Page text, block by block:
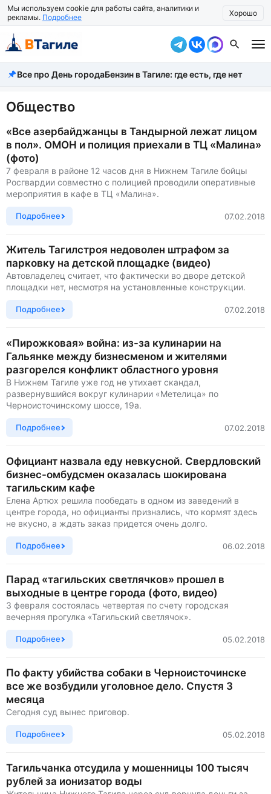
Мы используем cookie для работы сайта, аналитики и
рекламы. Подробнее Хорошо
Все новости
Происшествия
Город
Власть
Жизнь
Экономика
Рассказать новость
Все про День городаБензин в Тагиле: где есть, где нет
Общество
«Все азербайджанцы в Тандырной лежат лицом
в пол». ОМОН и полиция приехали в ТЦ «Малина»
(фото)
7 февраля в районе 12 часов дня в Нижнем Тагиле бойцы
Росгвардии совместно с полицией проводили оперативные
мероприятия в кафе в ТЦ «Малина».
Подробнее 07.02.2018
Житель Тагилстроя недоволен штрафом за
парковку на детской площадке (видео)
Автовладелец считает, что фактически во дворе детской
площадки нет, несмотря на установленные конструкции.
Подробнее 07.02.2018
«Пирожковая» война: из-за кулинарии на
Гальянке между бизнесменом и жителями
разгорелся конфликт областного уровня
В Нижнем Тагиле уже год не утихает скандал,
развернувшийся вокруг кулинарии «Метелица» по
Черноисточинскому шоссе, 19а.
Подробнее 07.02.2018
Официант назвала еду невкусной. Свердловский
бизнес-омбудсмен оказалась шокирована
тагильским кафе
Елена Артюх решила пообедать в одном из заведений в
центре города, но официанты признались, что кормят здесь
не вкусно, а ждать заказ придется очень долго.
Подробнее 06.02.2018
Парад «тагильских светлячков» прошел в
выходные в центре города (фото, видео)
3 февраля состоялась четвертая по счету городская
вечерняя прогулка «Тагильский светлячок».
Подробнее 05.02.2018
По факту убийства собаки в Черноисточинске
все же возбудили уголовное дело. Спустя 3
месяца
Сегодня суд вынес приговор.
Подробнее 05.02.2018
Тагильчанка отсудила у мошенницы 100 тысяч
рублей за ионизатор воды